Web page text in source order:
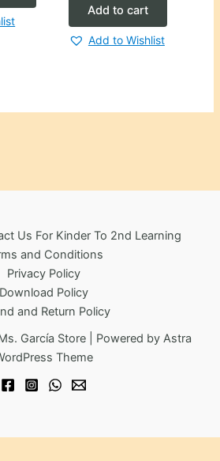
product
multiple
page
Add to cart
Add to Wishlist
Us For Kinder To 2nd Learning
and Conditions
Privacy Policy
Download Policy
and Return Policy
García Store | Powered by Astra
Theme